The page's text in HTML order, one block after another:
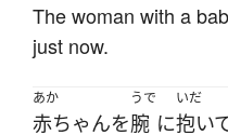
The woman with a
just now.
あか
赤ちゃんを
うで
腕 に
いだ
抱い